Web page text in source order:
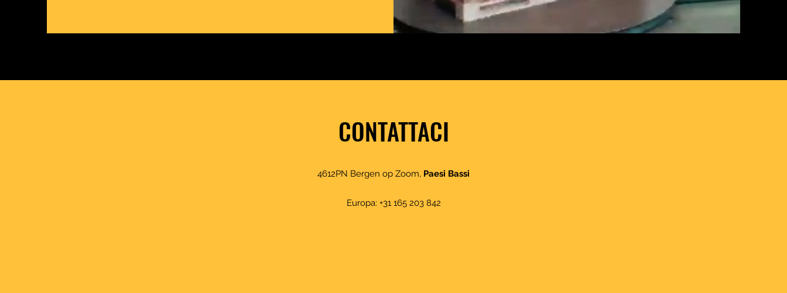
CONTATTACI
4612PN Bergen op Zoom, Paesi Bassi
Europa: +31 165 203 842